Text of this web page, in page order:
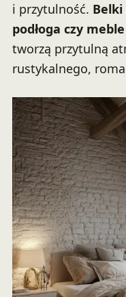
i przytulność.
podłoga czy
tworzą przytulną
rustykalnego,